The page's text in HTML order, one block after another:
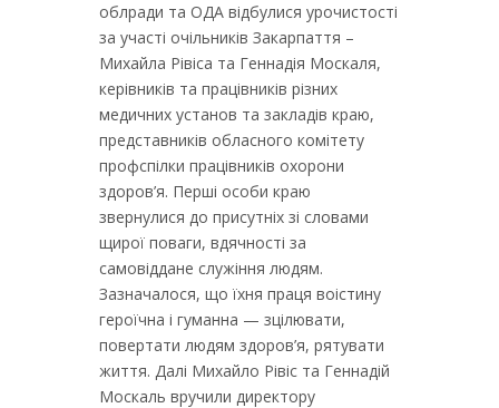
облради та ОДА відбулися урочистості
за участі очільників Закарпаття –
Михайла Рівіса та Геннадія Москаля,
керівників та працівників різних
медичних установ та закладів краю,
представників обласного комітету
профспілки працівників охорони
здоров’я. Перші особи краю
звернулися до присутніх зі словами
щирої поваги, вдячності за
самовіддане служіння людям.
Зазначалося, що їхня праця воістину
героїчна і гуманна — зцілювати,
повертати людям здоров’я, рятувати
життя. Далі Михайло Рівіс та Геннадій
Москаль вручили директору